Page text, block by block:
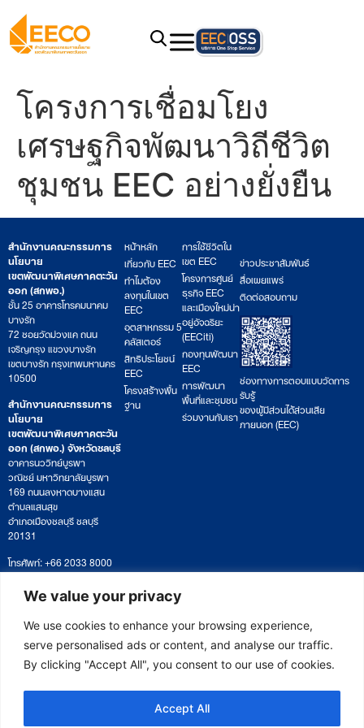
We value your privacy
We use cookies to enhance your browsing experience,
serve personalised ads or content, and analyse our traffic.
By clicking "Accept All", you consent to our use of cookies.
Accept All
โครงการเชื่อมโยง
เศรษฐกิจพัฒนาวิถีชีวิต
ชุมชน EEC อย่างยั่งยืน
สำนักงานคณะกรรมการ
นโยบาย
เขตพัฒนาพิเศษภาคตะวัน
ออก (สกพอ.)
ชั้น 25 อาคารโทรคมนาคม
บางรัก
72 ซอยวัดม่วงแค ถนน
เจริญกรุง แขวงบางรัก
เขตบางรัก กรุงเทพมหานคร
10500
สำนักงานคณะกรรมการ
นโยบาย
เขตพัฒนาพิเศษภาคตะวัน
ออก (สกพอ.) จังหวัดชลบุรี
อาคารนววิทย์บูรพา
วณิชย์ มหาวิทยาลัยบูรพา
169 ถนนลงหาดบางแสน
ตำบลแสนสุข
อำเภอเมืองชลบุรี ชลบุรี
20131
โทรศัพท์: +66 2033 8000
เวลาทำการ: จันทร์ – ศุกร์
09:00 – 17:00 น.
ติดตามหนังสือหรือยื่นเอกสาร
saraban@eeco.or.th
หน้าหลัก
เกี่ยวกับ EEC
ทำไมต้อง
ลงทุนในเขต
EEC
อุตสาหกรรม 5
คลัสเตอร์
สิทธิประโยชน์
EEC
โครงสร้างพื้น
ฐาน
การใช้ชีวิตใน
เขต EEC
โครงการศูนย์
ธุรกิจ EEC
และเมืองใหม่น่า
อยู่อัจฉริยะ
(EECiti)
กองทุนพัฒนา
EEC
การพัฒนา
พื้นที่และชุมชน
ร่วมงานกับเรา
ข่าวประชาสัมพันธ์
สื่อเผยแพร่
ติดต่อสอบถาม
ช่องทางการตอบแบบวัดการ
รับรู้
ของผู้มีส่วนได้ส่วนเสีย
ภายนอก (EEC)
Copyright © 2025 Eastern Economic Corridor Office (EECO)